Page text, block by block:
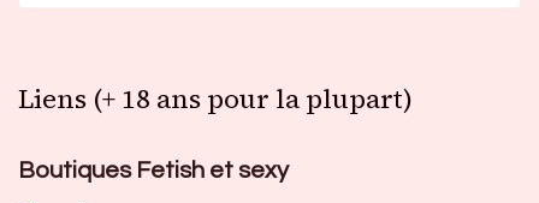
Liens (+ 18 ans pour la plupart)
Boutiques Fetish et sexy